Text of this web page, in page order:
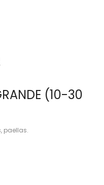
(10-30
paellas.